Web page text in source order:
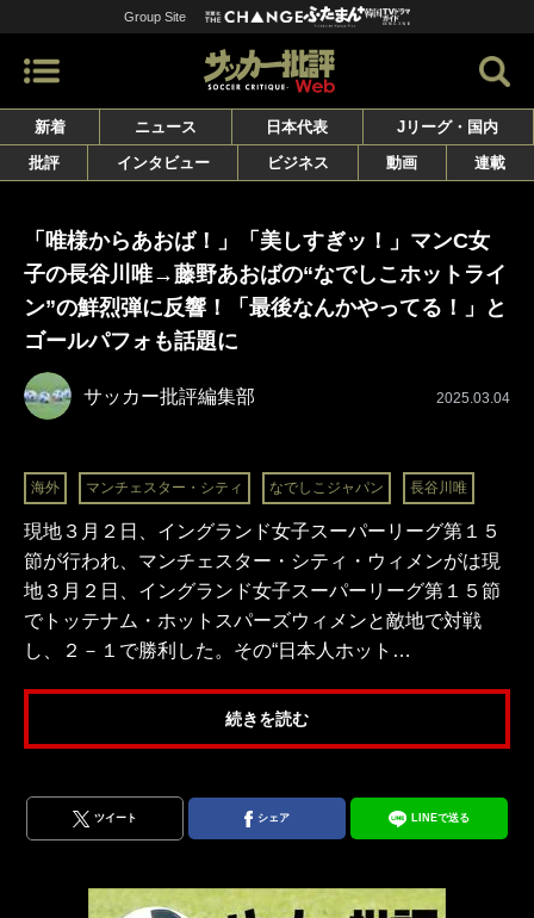
Group Site
新着 ニュース 日本代表
Jリーグ・国内
批評
インタビュー ビジネス 動画 連載
「唯様からあおば！」「美しすぎッ！」マンC女
子の長谷川唯→藤野あおばの“なでしこホットライ
ン”の鮮烈弾に反響！「最後なんかやってる！」と
ゴールパフォも話題に
サッカー批評編集部 2025.03.04
海外 マンチェスター・シティ なでしこジャパン 長谷川唯
現地３月２日、イングランド女子スーパーリーグ第１５
節が行われ、マンチェスター・シティ・ウィメンがは現
地３月２日、イングランド女子スーパーリーグ第１５節
でトッテナム・ホットスパーズウィメンと敵地で対戦
し、２－１で勝利した。その“日本人ホット…
続きを読む
ツイート シェア LINEで送る